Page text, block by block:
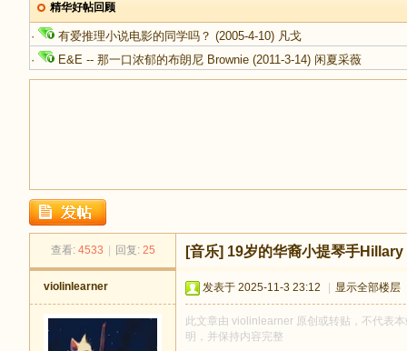
新
足
› › ›
精华好帖回顾
· 有爱推理小说电影的同学吗？ (2005-4-10) 凡戈
·
E&E -- 那一口浓郁的布朗尼 Brownie (2011-3-14) 闲夏采薇
查看: 4533 回复: 25 [音乐] 19岁的华裔小提琴手
violinlearner 发表于 2025-11-3 23:12 显示全部楼层
此文章由 violinlearner 原创或转贴，不代表
明，并保持内容完整